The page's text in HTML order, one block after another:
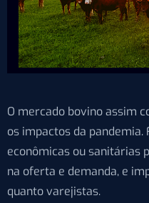
O mercado bovino assim
os impactos da
econômicas ou sanitárias
na oferta e demanda, e
quanto varejistas.